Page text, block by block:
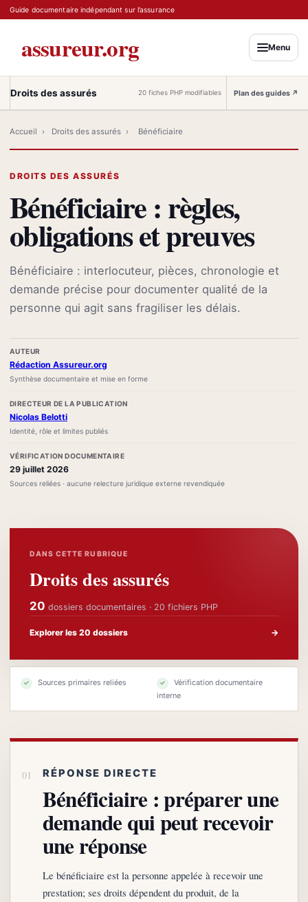
Guide documentaire indépendant sur l’assurance
assureur.org Menu
Droits des assurés 20 fiches PHP modifiables Plan des guides ↗
Accueil › Droits des assurés › Bénéficiaire
DROITS DES ASSURÉS
Bénéficiaire : règles,
obligations et preuves
Bénéficiaire : interlocuteur, pièces, chronologie et
demande précise pour documenter qualité de la
personne qui agit sans fragiliser les délais.
AUTEUR
Rédaction Assureur.org
Synthèse documentaire et mise en forme
DIRECTEUR DE LA PUBLICATION
Nicolas Belotti
Identité, rôle et limites publiés
VÉRIFICATION DOCUMENTAIRE
29 juillet 2026
Sources reliées · aucune relecture juridique externe revendiquée
DANS CETTE RUBRIQUE
Droits des assurés
20 dossiers documentaires · 20 fichiers PHP
Explorer les 20 dossiers →
✓ Sources primaires reliées ✓
Vérification documentaire
interne
RÉPONSE DIRECTE
Bénéficiaire : préparer une
demande qui peut recevoir
une réponse
Le bénéficiaire est la personne appelée à recevoir une
prestation; ses droits dépendent du produit, de la